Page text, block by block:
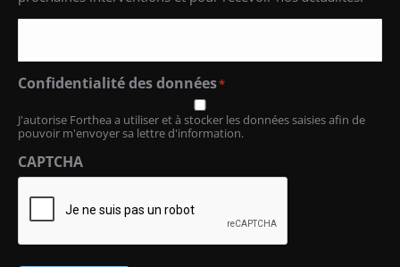
Confidentialité des données*
J'autorise Forthea a utiliser et à stocker les données saisies afin de
pouvoir m'envoyer sa lettre d'information.
CAPTCHA